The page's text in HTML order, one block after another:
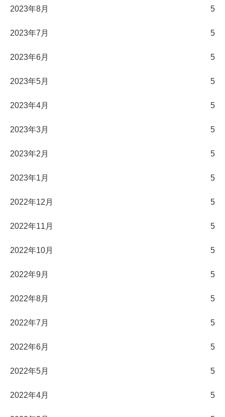
2023年8月 5
2023年7月 5
2023年6月 5
2023年5月 5
2023年4月 5
2023年3月 5
2023年2月 5
2023年1月 5
2022年12月 5
2022年11月 5
2022年10月 5
2022年9月 5
2022年8月 5
2022年7月 5
2022年6月 5
2022年5月 5
2022年4月 5